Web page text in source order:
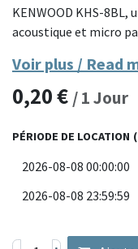
KENWOOD KHS-
acoustique et micro
Ce kit audio discret se
auriculaire avec tube
avec bouton PTT
revers ou la paume.
installation
Modèle : KHS-8BL
Voir plus / Read
0,20€ /1Jour
PÉRIODE DE LOCATION